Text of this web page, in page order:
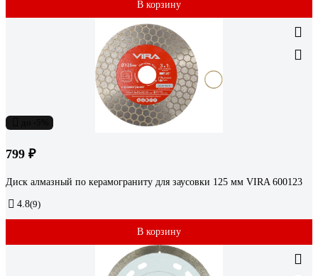
В корзину
799 ₽
Диск алмазный по керамограниту для заусовки 125 мм VIRA 600123
4.8(9)
В корзину